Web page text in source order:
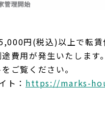
円(税込)以上で転賃
費用が発生いたします。
ご覧ください。
ト： https://marks-